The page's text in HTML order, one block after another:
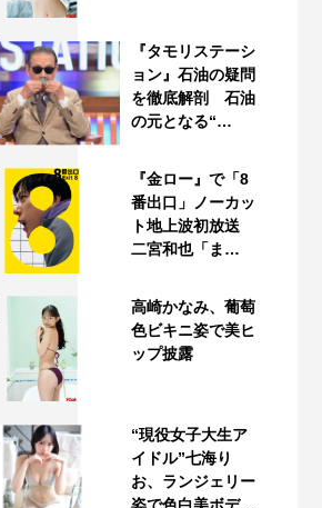
『タモリステーシ
ョン』石油の疑問
を徹底解剖 石油
の元となる“…
『金ロー』で「8
番出口」ノーカッ
ト地上波初放送
二宮和也「ま…
高崎かなみ、葡萄
色ビキニ姿で美ヒ
ップ披露
“現役女子大生ア
イドル”七海り
お、ランジェリー